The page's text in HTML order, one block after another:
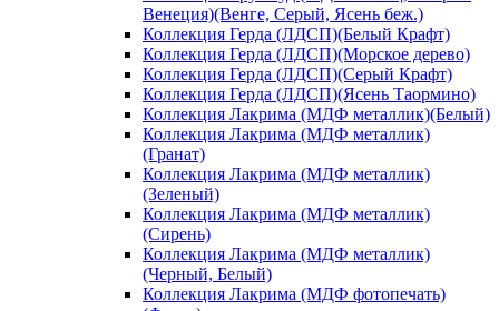
Венеция)(Венге, Серый, Ясень беж.)
Коллекция Герда (ЛДСП)(Белый Крафт)
Коллекция Герда (ЛДСП)(Морское дерево)
Коллекция Герда (ЛДСП)(Серый Крафт)
Коллекция Герда (ЛДСП)(Ясень Таормино)
Коллекция Лакрима (МДФ металлик)(Белый)
Коллекция Лакрима (МДФ металлик)
(Гранат)
Коллекция Лакрима (МДФ металлик)
(Зеленый)
Коллекция Лакрима (МДФ металлик)
(Сирень)
Коллекция Лакрима (МДФ металлик)
(Черный, Белый)
Коллекция Лакрима (МДФ фотопечать)